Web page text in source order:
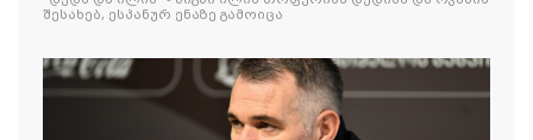
შესახებ, ესპანურ ენაზე გამოიცა